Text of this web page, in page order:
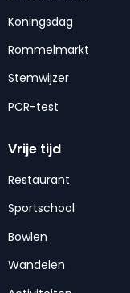
Koningsdag
Rommelmarkt
Stemwijzer
PCR-test
Vrije tijd
Restaurant
Sportschool
Bowlen
Wandelen